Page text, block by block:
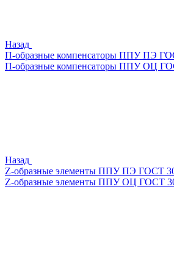
Назад
П-образные компенсаторы ППУ ПЭ
П-образные компенсаторы ППУ ОЦ
Назад
Z-образные элементы ППУ ПЭ ГОСТ
Z-образные элементы ППУ ОЦ ГОСТ